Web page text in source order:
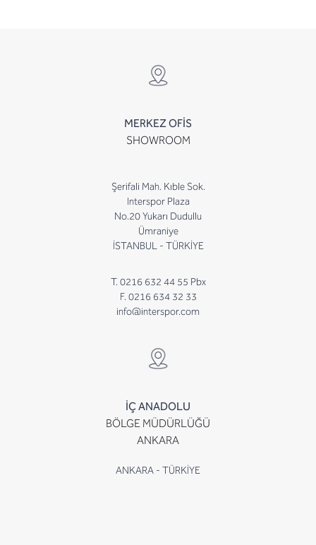
MERKEZ OFİS
SHOWROOM
Şerifali Mah. Kıble Sok.
Interspor Plaza
No.20 Yukarı Dudullu
Ümraniye
İSTANBUL - TÜRKİYE
T. 0216 632 44 55 Pbx
F. 0216 634 32 33
info@interspor.com
İÇ ANADOLU
BÖLGE MÜDÜRLÜĞÜ
ANKARA
ANKARA - TÜRKİYE